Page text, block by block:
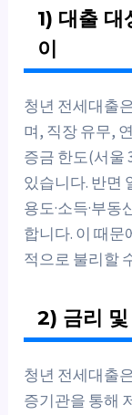
1) 대출
이
청년 전세대출
며, 직장 유무,
증금 한도(서울
있습니다. 반면
용도·소득·부
합니다. 이 때문
적으로 불리할
2) 금리
청년 전세대출
증기관을 통해